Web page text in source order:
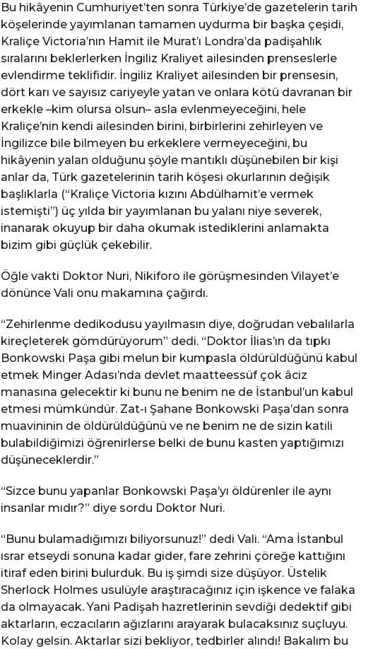
Bu hikâyenin Cumhuriyet’ten sonra Türkiye’de gazetelerin tarih
köşelerinde yayımlanan tamamen uydurma bir başka çeşidi,
Kraliçe Victoria’nın Hamit ile Murat’ı Londra’da padişahlık
sıralarını beklerlerken İngiliz Kraliyet ailesinden prenseslerle
evlendirme teklifidir. İngiliz Kraliyet ailesinden bir prensesin,
dört karı ve sayısız cariyeyle yatan ve onlara kötü davranan bir
erkekle –kim olursa olsun– asla evlenmeyeceğini, hele
Kraliçe’nin kendi ailesinden birini, birbirlerini zehirleyen ve
İngilizce bile bilmeyen bu erkeklere vermeyeceğini, bu
hikâyenin yalan olduğunu şöyle mantıklı düşünebilen bir kişi
anlar da, Türk gazetelerinin tarih köşesi okurlarının değişik
başlıklarla (“Kraliçe Victoria kızını Abdülhamit’e vermek
istemişti”) üç yılda bir yayımlanan bu yalanı niye severek,
inanarak okuyup bir daha okumak istediklerini anlamakta
bizim gibi güçlük çekebilir.
Öğle vakti Doktor Nuri, Nikiforo ile görüşmesinden Vilayet’e
dönünce Vali onu makamına çağırdı.
“Zehirlenme dedikodusu yayılmasın diye, doğrudan vebalılarla
kireçleterek gömdürüyorum” dedi. “Doktor İlias’ın da tıpkı
Bonkowski Paşa gibi melun bir kumpasla öldürüldüğünü kabul
etmek Minger Adası’nda devlet maatteessüf çok âciz
manasına gelecektir ki bunu ne benim ne de İstanbul’un kabul
etmesi mümkündür. Zat-ı Şahane Bonkowski Paşa’dan sonra
muavininin de öldürüldüğünü ve ne benim ne de sizin katili
bulabildiğimizi öğrenirlerse belki de bunu kasten yaptığımızı
düşüneceklerdir.”
“Sizce bunu yapanlar Bonkowski Paşa’yı öldürenler ile aynı
insanlar mıdır?” diye sordu Doktor Nuri.
“Bunu bulamadığımızı biliyorsunuz!” dedi Vali. “Ama İstanbul
ısrar etseydi sonuna kadar gider, fare zehrini çöreğe kattığını
itiraf eden birini bulurduk. Bu iş şimdi size düşüyor. Üstelik
Sherlock Holmes usulüyle araştıracağınız için işkence ve falaka
da olmayacak. Yani Padişah hazretlerinin sevdiği dedektif gibi
aktarların, eczacıların ağızlarını arayarak bulacaksınız suçluyu.
Kolay gelsin. Aktarlar sizi bekliyor, tedbirler alındı! Bakalım bu